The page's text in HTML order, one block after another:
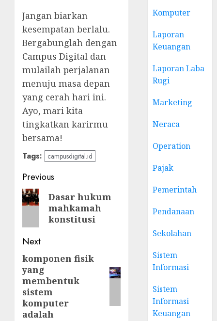
Jangan biarkan
kesempatan berlalu.
Bergabunglah dengan
Campus Digital dan
mulailah perjalanan
menuju masa depan
yang cerah hari ini.
Ayo, mari kita
tingkatkan karirmu
bersama!
Tags: campusdigital.id
Post
navigation
Previous
Previous
post:
Dasar hukum
mahkamah
konstitusi
Next
Next
post:
komponen fisik
yang
membentuk
sistem
komputer
adalah
Komputer
Laporan
Keuangan
Laporan Laba
Rugi
Marketing
Neraca
Operation
Pajak
Pemerintah
Pendanaan
Sekolahan
Sistem
Informasi
Sistem
Informasi
Keuangan